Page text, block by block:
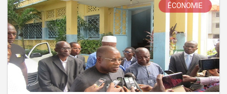
ÉCONOMIE